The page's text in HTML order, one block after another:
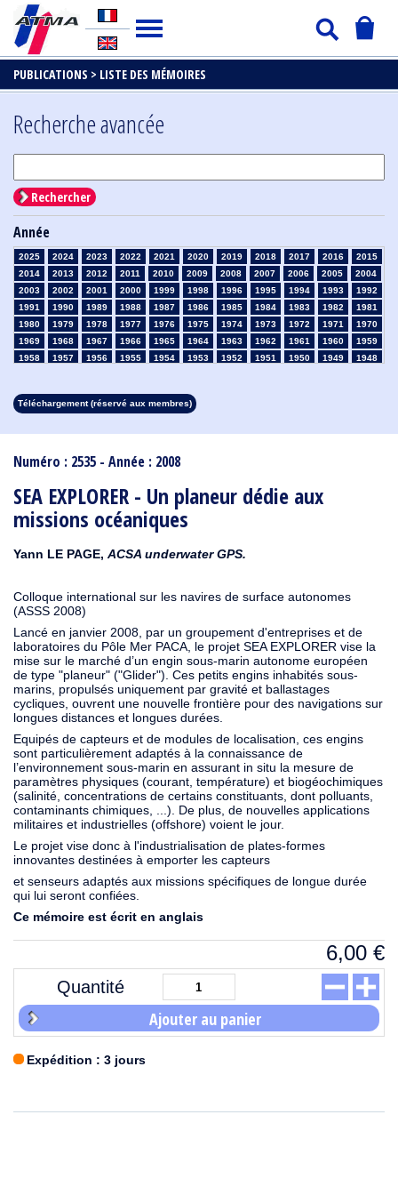
PUBLICATIONS > LISTE DES MÉMOIRES
Numéro : 2535 - Année : 2008
SEA EXPLORER - Un planeur dédie aux
missions océaniques
Yann LE PAGE, ACSA underwater GPS.
Colloque international sur les navires de surface autonomes
(ASSS 2008)
Lancé en janvier 2008, par un groupement d'entreprises et de
laboratoires du Pôle Mer PACA, le projet SEA EXPLORER vise la
mise sur le marché d’un engin sous-marin autonome européen
de type "planeur" ("Glider"). Ces petits engins inhabités sous-
marins, propulsés uniquement par gravité et ballastages
cycliques, ouvrent une nouvelle frontière pour des navigations sur
longues distances et longues durées.
Equipés de capteurs et de modules de localisation, ces engins
sont particulièrement adaptés à la connaissance de
l’environnement sous-marin en assurant in situ la mesure de
paramètres physiques (courant, température) et biogéochimiques
(salinité, concentrations de certains constituants, dont polluants,
contaminants chimiques, ...). De plus, de nouvelles applications
militaires et industrielles (offshore) voient le jour.
Le projet vise donc à l'industrialisation de plates-formes
innovantes destinées à emporter les capteurs
et senseurs adaptés aux missions spécifiques de longue durée
qui lui seront confiées.
Ce mémoire est écrit en anglais
6,00 €
Quantité
Ajouter au panier
Expédition : 3 jours
Recherche avancée
Rechercher
Année
2025 2024 2023 2022 2021 2020 2019 2018 2017 2016
2015
2014
2013 2012 2011 2010 2009 2008 2007 2006 2005
2004
2003
2002 2001 2000 1999 1998 1996 1995 1994 1993
1992
1991
1990 1989 1988 1987 1986 1985 1984 1983 1982
1981
1980
1979 1978 1977 1976 1975 1974 1973 1972 1971
1970
1969
1968 1967 1966 1965 1964 1963 1962 1961 1960
1959
1958
1957 1956 1955 1954 1953 1952 1951 1950 1949
1948
1913
1912 1911 1910 1909 1908
Téléchargement (réservé aux membres)